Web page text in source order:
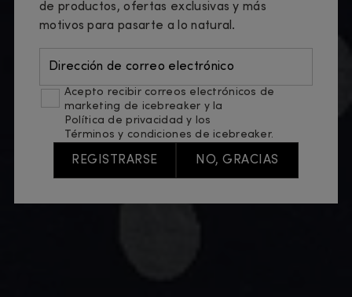
de productos, ofertas exclusivas y más
motivos para pasarte a lo natural.
Dirección de correo electrónico
Acepto recibir correos electrónicos de
marketing de icebreaker y la
Política de privacidad y los
Términos y condiciones de icebreaker.
REGISTRARSE NO, GRACIAS